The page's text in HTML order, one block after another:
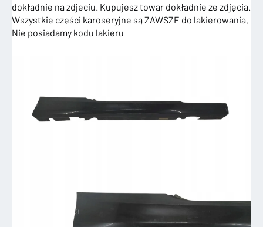
dokładnie na zdjęciu. Kupujesz towar dokładnie ze zdjęcia.
Wszystkie części karoseryjne są ZAWSZE do lakierowania.
Nie posiadamy kodu lakieru